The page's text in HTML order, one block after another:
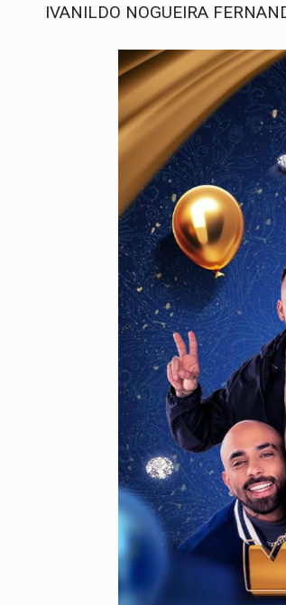
IVANILDO NOGUEIRA